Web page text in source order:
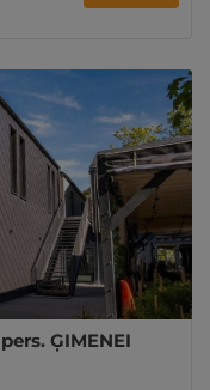
ĢIMENEI